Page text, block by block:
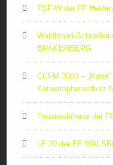
TSF-W der FF
Waldbrand-
BRAKENBERG
CCFM 3000 –
Katastrophenschutz
Feuerwehrhaus der
LF 20 der FF